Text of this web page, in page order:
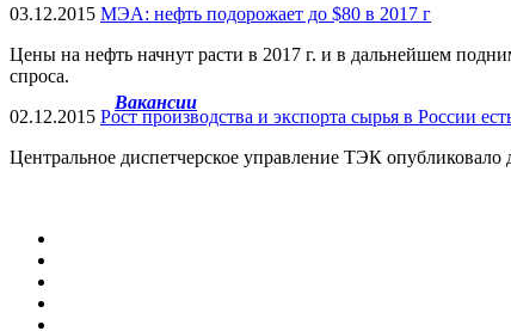
03.12.2015 МЭА: нефть подорожает до $80 в 2017 г
Цены на нефть начнут расти в 2017 г. и в дальнейшем
спроса.
02.12.2015 Рост производства и экспорта сырья в России
Центральное диспетчерское управление ТЭК
Вакансии